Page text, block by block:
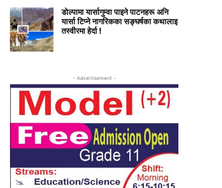
डाेल्पामा यार्सागुम्वा पाइने पाटनहरू अनि
यार्सा टिप्ने नागरिकका सङ्घर्षका कथालाइ
तस्वीरमा हेर्दा !
- Advertisement -